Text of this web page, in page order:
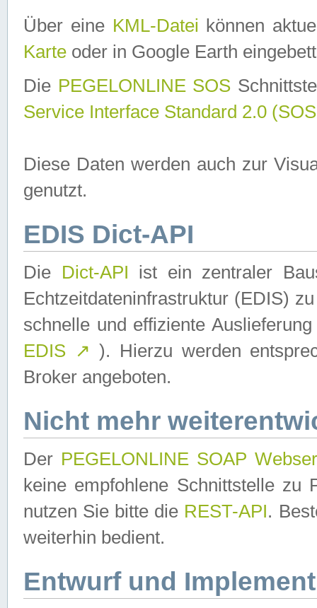
Über eine KML-Datei können
Karte oder in Google Earth
Die PEGELONLINE SOS
Service Interface Standard 2.0
Diese Daten werden auch zur
genutzt.
EDIS Dict-API
Die Dict-API ist ein zentraler
Echtzeitdateninfrastruktur (EDIS)
schnelle und effiziente
EDIS ↗ ). Hierzu werden
Broker angeboten.
Nicht mehr
Der PEGELONLINE SOAP
keine empfohlene Schnittstelle zu
nutzen Sie bitte die REST-API.
weiterhin bedient.
Entwurf und